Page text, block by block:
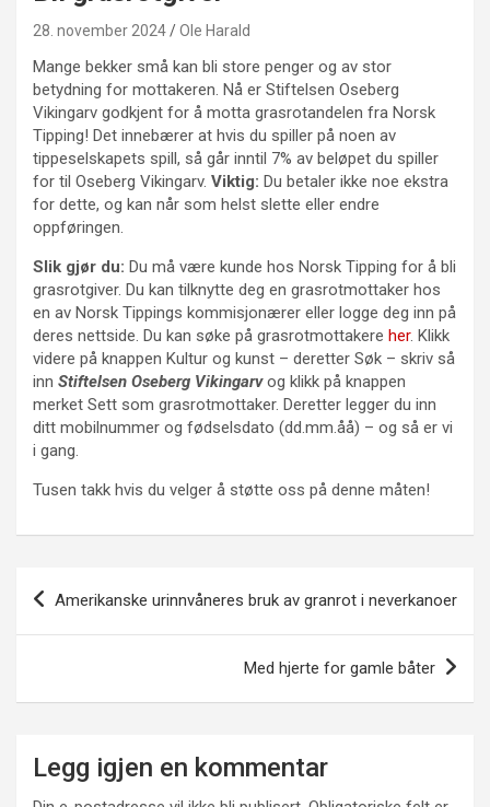
28. november 2024 Ole Harald
Mange bekker små kan bli store penger og av stor
betydning for mottakeren. Nå er Stiftelsen Oseberg
Vikingarv godkjent for å motta grasrotandelen fra Norsk
Tipping! Det innebærer at hvis du spiller på noen av
tippeselskapets spill, så går inntil 7% av beløpet du spiller
for til Oseberg Vikingarv. Viktig: Du betaler ikke noe ekstra
for dette, og kan når som helst slette eller endre
oppføringen.
Slik gjør du: Du må være kunde hos Norsk Tipping for å bli
grasrotgiver. Du kan tilknytte deg en grasrotmottaker hos
en av Norsk Tippings kommisjonærer eller logge deg inn på
deres nettside. Du kan søke på grasrotmottakere her. Klikk
videre på knappen Kultur og kunst – deretter Søk – skriv så
inn Stiftelsen Oseberg Vikingarvog klikk på knappen
merket Sett som grasrotmottaker. Deretter legger du inn
ditt mobilnummer og fødselsdato (dd.mm.åå) – og så er vi
i gang.
Tusen takk hvis du velger å støtte oss på denne måten!
Innleggsnavigasjon
Amerikanske urinnvåneres bruk av granrot i neverkanoer
Med hjerte for gamle båter
Legg igjen en kommentar